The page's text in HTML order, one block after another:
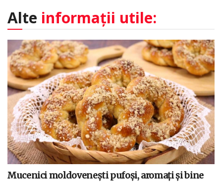
Alte informații utile:
Mucenici moldovenești pufoși, aromați și bine